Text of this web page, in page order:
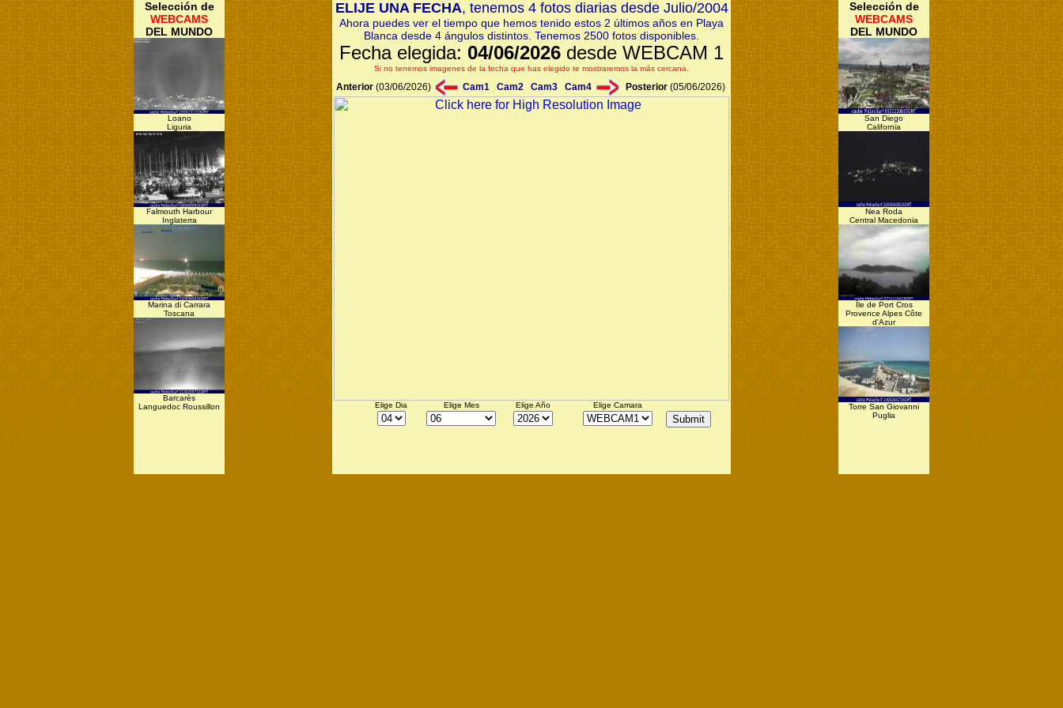
Selección de
WEBCAMS
DEL MUNDO
Loano
Liguria
Falmouth Harbour
Inglaterra
Marina di Carrara
Toscana
Barcarès
Languedoc Roussillon
ELIJE UNA FECHA, tenemos 4 fotos diarias desde Julio/2004
Ahora puedes ver el tiempo que hemos tenido estos 2 últimos años en Playa
Blanca desde 4 ángulos distintos. Tenemos 2500 fotos disponibles.
Fecha elegida: 04/06/2026 desde WEBCAM 1
Si no tenemos imagenes de la fecha que has elegido te mostraremos la más cercana.
Anterior (03/06/2026) Cam1 Cam2 Cam3 Cam4 Posterior (05/06/2026)
Elige Dia Elige Mes Elige Año Elige Camara
Selección de
WEBCAMS
DEL MUNDO
San Diego
California
Nea Roda
Central Macedonia
Île de Port Cros
Provence Alpes Côte
d'Azur
Torre San Giovanni
Puglia